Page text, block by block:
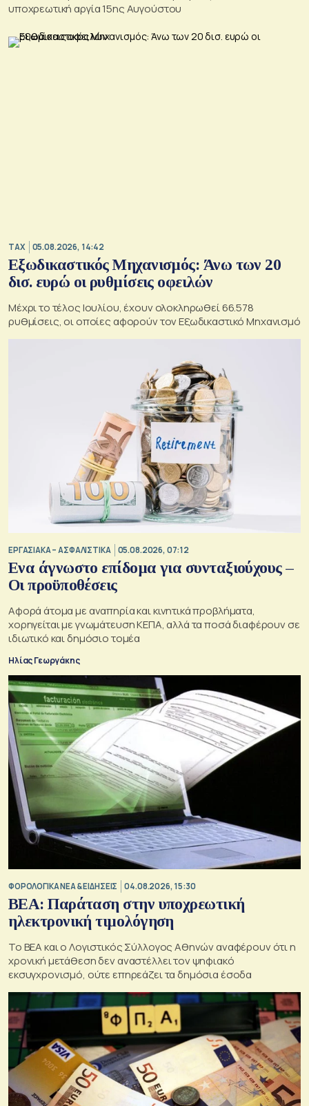
υποχρεωτική αργία 15ης Αυγούστου
TAX 05.08.2026, 14:42
Εξωδικαστικός Μηχανισμός: Άνω των 20
δισ. ευρώ οι ρυθμίσεις οφειλών
Μέχρι το τέλος Ιουλίου, έχουν ολοκληρωθεί 66.578
ρυθμίσεις, οι οποίες αφορούν τον Εξωδικαστικό Μηχανισμό
ΕΡΓΑΣΙΑΚΑ – ΑΣΦΑΛΙΣΤΙΚΑ 05.08.2026, 07:12
Ενα άγνωστο επίδομα για συνταξιούχους –
Οι προϋποθέσεις
Αφορά άτομα με αναπηρία και κινητικά προβλήματα,
χορηγείται με γνωμάτευση ΚΕΠΑ, αλλά τα ποσά διαφέρουν σε
ιδιωτικό και δημόσιο τομέα
Ηλίας Γεωργάκης
ΦΟΡΟΛΟΓΙΚΑ ΝΕΑ & EΙΔΗΣΕΙΣ 04.08.2026, 15:30
BEA: Παράταση στην υποχρεωτική
ηλεκτρονική τιμολόγηση
To BEA και ο Λογιστικός Σύλλογος Αθηνών αναφέρουν ότι η
χρονική μετάθεση δεν αναστέλλει τον ψηφιακό
εκσυγχρονισμό, ούτε επηρεάζει τα δημόσια έσοδα